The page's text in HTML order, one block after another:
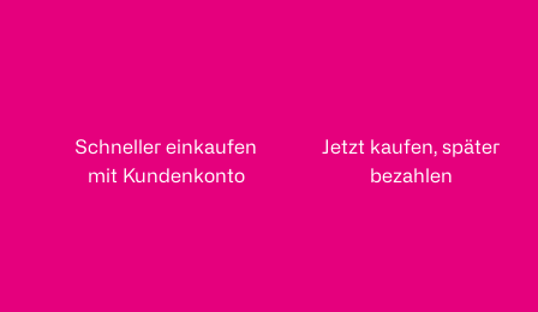
Schneller einkaufen
mit Kundenkonto
Jetzt kaufen, später
bezahlen